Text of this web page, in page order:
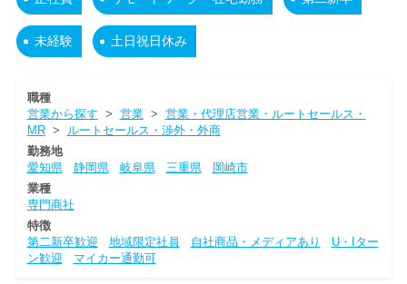
未経験 土日祝日休み
職種
営業から探す > 営業> 営業・代理店営業・ルートセールス・
MR> ルートセールス・渉外・外商
勤務地
愛知県
静岡県 岐阜県 三重県
岡崎市
業種
専門商社
特徴
第二新卒歓迎
地域限定社員 自社商品・メディアあり
U・Iター
ン歓迎
マイカー通勤可